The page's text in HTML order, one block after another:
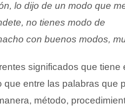
lo dijo de un modo que
no tienes modo de
con buenos modos,
significados que tiene
que entre las palabras que
método,